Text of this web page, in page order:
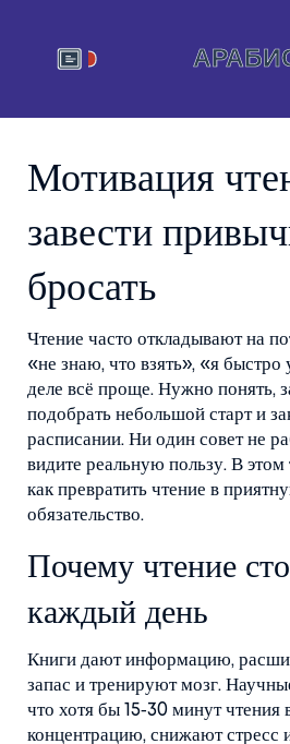
Мотивация
завести
бросать
Чтение часто откладывают на
«не знаю, что взять», «я
деле всё проще. Нужно понять,
подобрать небольшой старт и
расписании. Ни один совет не
видите реальную пользу. В этом
как превратить чтение в
обязательство.
Почему чтение
каждый день
Книги дают информацию,
запас и тренируют мозг.
что хотя бы 15‑30 минут
концентрацию, снижают стресс